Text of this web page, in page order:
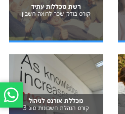
רשת מכללות עתיד
קורס בודק שכר לרואה חשבון
מכללת אורנס לניהול
קורס הנהלת חשבונות סוג 3